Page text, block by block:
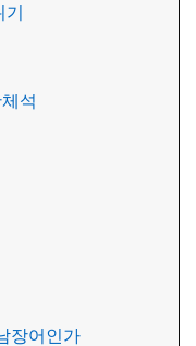
석
장어인가